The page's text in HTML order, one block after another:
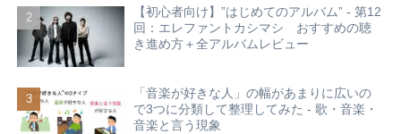
【初心者向け】”はじめてのアルバム” - 第12
回：エレファントカシマシ おすすめの聴
き進め方＋全アルバムレビュー
「音楽が好きな人」の幅があまりに広いの
で3つに分類して整理してみた - 歌・音楽・
音楽と言う現象